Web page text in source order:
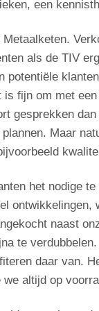
een
als de TIV
potentiële
is fijn om met
gesprekken
Maar
het nodige
naast
te
daar van.
altijd op